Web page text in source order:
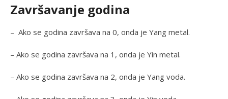
Završavanje godina
– Ako se godina završava na 0, onda je Yang metal.
– Ako se godina završava na 1, onda je Yin metal.
– Ako se godina završava na 2, onda je Yang voda.